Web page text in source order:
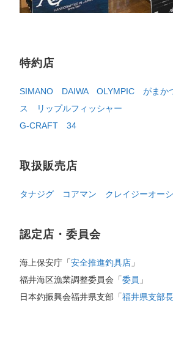
特約店
SIMANO DAIWA OLYMPIC がまか
ス
リップルフィッシャー
G-CRAFT
34
取扱販売店
タナジグ コアマン クレイジーオー
認定店・委員会
海上保安庁「安全推進釣具店 」
福井海区漁業調整委員会「委員 」
日本釣振興会福井県支部「福井県支部長